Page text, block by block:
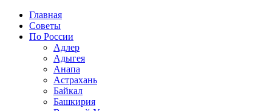
Главная
Советы
По России
Адлер
Адыгея
Анапа
Астрахань
Байкал
Башкирия